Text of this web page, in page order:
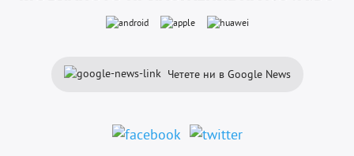
Четете ни в Google News